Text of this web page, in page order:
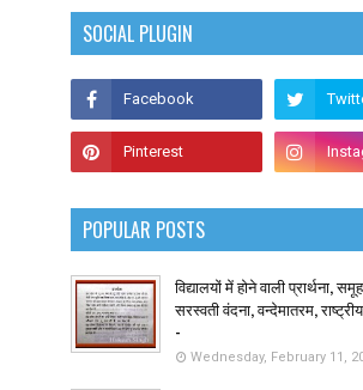
SOCIAL PLUGIN
POPULAR POSTS
विद्यालयों में होने वाली प्रार्थना,
सरस्वती वंदना, वन्देमातरम,
-
Wednesday, February 11,